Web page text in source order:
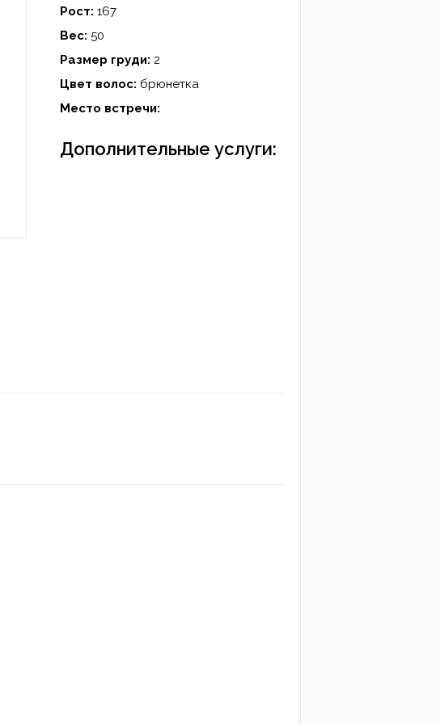
Рост: 167
Вес: 50
Размер груди: 2
Цвет волос: брюнетка
Место встречи:
Дополнительные услуги: